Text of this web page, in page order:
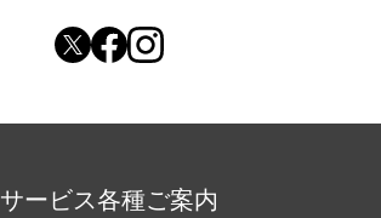
サービス各種ご案内